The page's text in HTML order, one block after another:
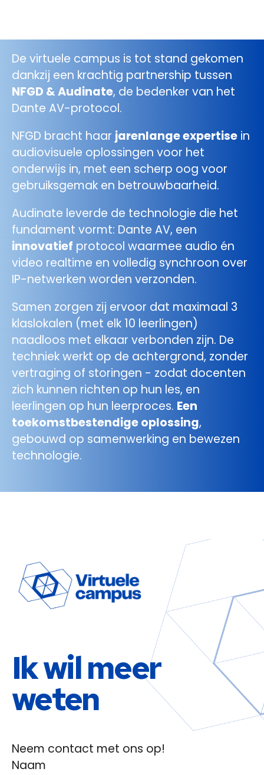
De virtuele campus is tot stand gekomen
dankzij een krachtig partnership tussen
NFGD & Audinate, de bedenker van het
Dante AV-protocol.
NFGD bracht haar jarenlange expertise in
audiovisuele oplossingen voor het
onderwijs in, met een scherp oog voor
gebruiksgemak en betrouwbaarheid.
Audinate leverde de technologie die het
fundament vormt: Dante AV, een
innovatief protocol waarmee audio én
video realtime en volledig synchroon over
IP-netwerken worden verzonden.
Samen zorgen zij ervoor dat maximaal 3
klaslokalen (met elk 10 leerlingen)
naadloos met elkaar verbonden zijn. De
techniek werkt op de achtergrond, zonder
vertraging of storingen - zodat docenten
zich kunnen richten op hun les, en
leerlingen op hun leerproces. Een
toekomstbestendige oplossing,
gebouwd op samenwerking en bewezen
technologie.
Ik wil meer
weten
Neem contact met ons op!
Naam